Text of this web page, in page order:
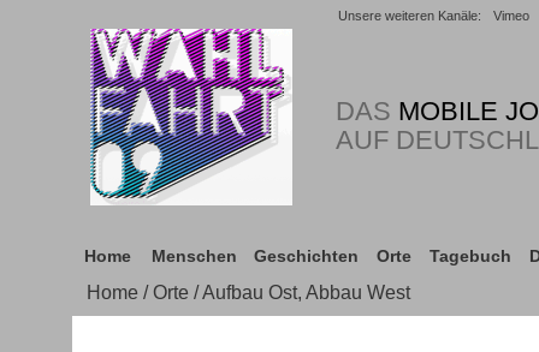
Unsere weiteren Kanäle: Vimeo
DAS MOBILE
AUF
Home Menschen Geschichten Orte Tagebuch
Home /Orte / Aufbau Ost, Abbau West